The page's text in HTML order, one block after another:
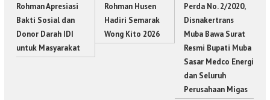
Rohman Apresiasi
Bakti Sosial dan
Donor Darah IDI
untuk Masyarakat
Rohman Husen
Hadiri Semarak
Wong Kito 2026
Perda No. 2/2020,
Disnakertrans
Muba Bawa Surat
Resmi Bupati Muba
Sasar Medco Energi
dan Seluruh
Perusahaan Migas